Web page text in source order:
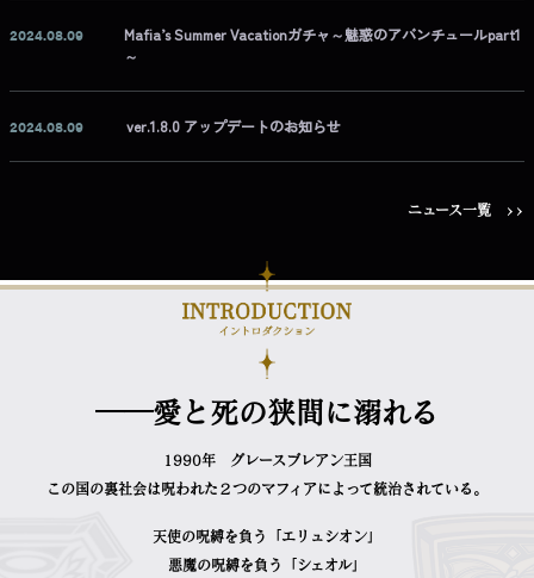
2024.08.09
Mafia’s Summer Vacationガチャ～魅惑のアバンチュールpart1
～
2024.08.09 ver.1.8.0 アップデートのお知らせ
ニュース一覧 >>
――愛と死の狭間に溺れる
1990年 グレースブレアン王国
この国の裏社会は呪われた２つのマフィアによって統治されている。
天使の呪縛を負う「エリュシオン」
悪魔の呪縛を負う「シェオル」